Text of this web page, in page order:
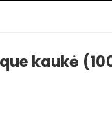
kaukė